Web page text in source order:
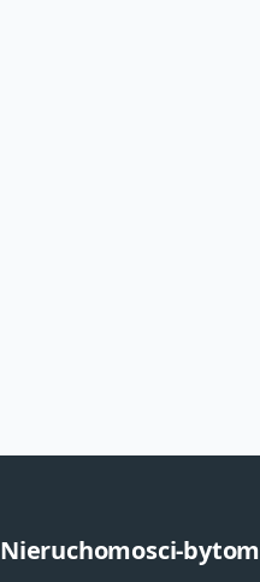
Nieruchomosci-bytom